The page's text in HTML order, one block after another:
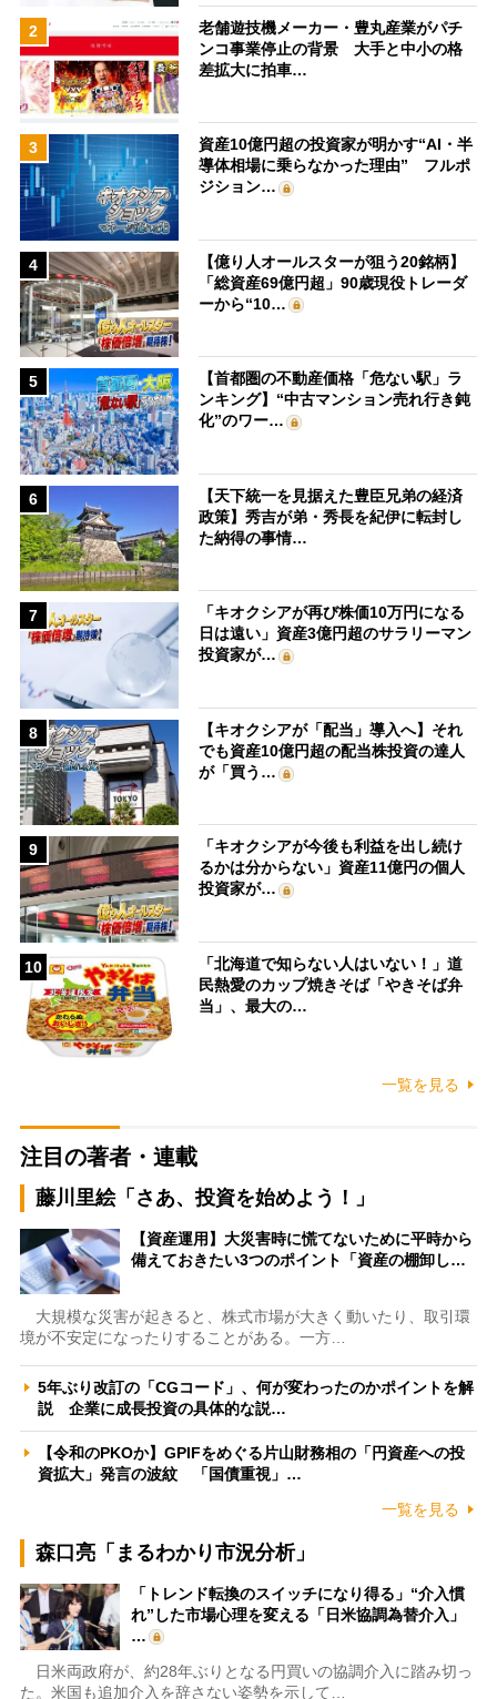
2
老舗遊技機メーカー・豊丸産業がパチ
ンコ事業停止の背景 大手と中小の格
差拡大に拍車…
3
資産10億円超の投資家が明かす“AI・半
導体相場に乗らなかった理由” フルポ
ジション…
4
【億り人オールスターが狙う20銘柄】
「総資産69億円超」90歳現役トレーダ
ーから“10…
5
【首都圏の不動産価格「危ない駅」ラ
ンキング】“中古マンション売れ行き鈍
化”のワー…
6
【天下統一を見据えた豊臣兄弟の経済
政策】秀吉が弟・秀長を紀伊に転封し
た納得の事情…
7
「キオクシアが再び株価10万円になる
日は遠い」資産3億円超のサラリーマン
投資家が…
8
【キオクシアが「配当」導入へ】それ
でも資産10億円超の配当株投資の達人
が「買う…
9
「キオクシアが今後も利益を出し続け
るかは分からない」資産11億円の個人
投資家が…
10
「北海道で知らない人はいない！」道
民熱愛のカップ焼きそば「やきそば弁
当」、最大の…
一覧を見る
注目の著者・連載
藤川里絵「さあ、投資を始めよう！」
【資産運用】大災害時に慌てないために平時から
備えておきたい3つのポイント「資産の棚卸し…
大規模な災害が起きると、株式市場が大きく動いたり、取引環
境が不安定になったりすることがある。一方…
5年ぶり改訂の「CGコード」、何が変わったのかポイントを解
説 企業に成長投資の具体的な説…
【令和のPKOか】GPIFをめぐる片山財務相の「円資産への投
資拡大」発言の波紋 「国債重視」…
一覧を見る
森口亮「まるわかり市況分析」
「トレンド転換のスイッチになり得る」“介入慣
れ”した市場心理を変える「日米協調為替介入」
…
日米両政府が、約28年ぶりとなる円買いの協調介入に踏み切っ
た。米国も追加介入を辞さない姿勢を示して…